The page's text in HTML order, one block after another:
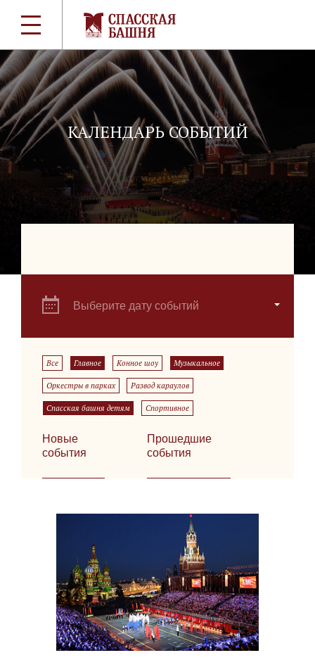
КАЛЕНДАРЬ СОБЫТИЙ
Выберите дату событий
Все Главное Конное шоу Музыкальное
Оркестры в парках Развод караулов
Спасская башня детям Спортивное
Новые
события
Прошедшие
события